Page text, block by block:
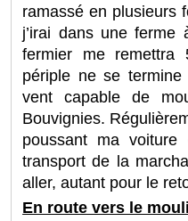
ramassé en plusieurs
j’irai dans une
fermier me
périple ne se
vent capable de
Bouvignies.
poussant ma voiture
transport de la
aller, autant pour le
En route vers le